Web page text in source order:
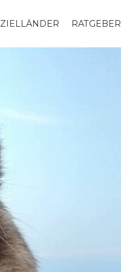
ZIELLÄNDER RATGEBER